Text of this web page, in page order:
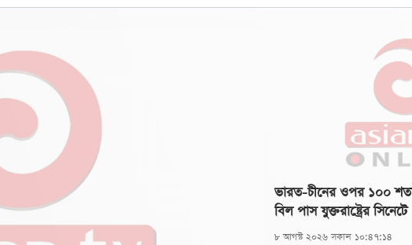
ভারত-চীনের ওপর ১০০
বিল পাস যুক্তরাষ্ট্রের সিনেটে
৮ আগস্ট ২০২৬ সকাল ১০:৪৭:১৪